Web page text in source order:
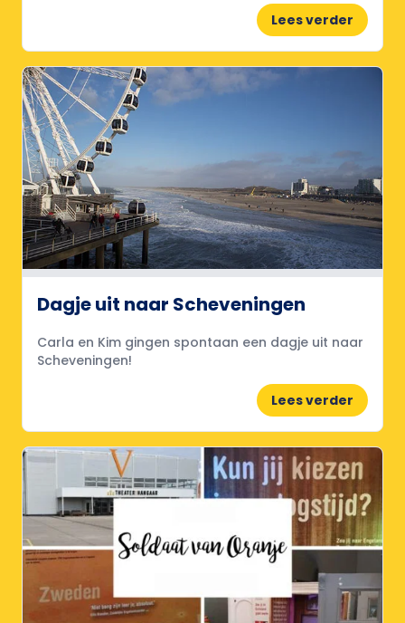
Lees verder
Dagje uit naar Scheveningen
Carla en Kim gingen spontaan een dagje uit naar
Scheveningen!
Lees verder